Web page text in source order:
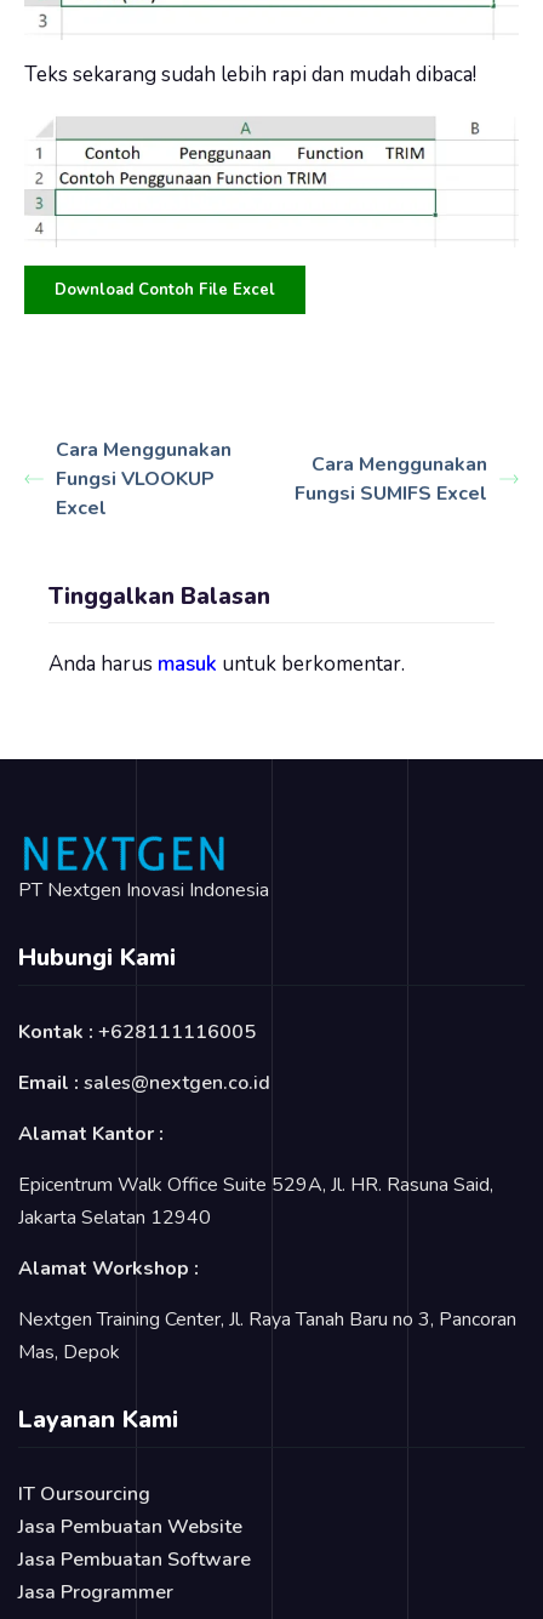
Teks sekarang sudah lebih rapi dan mudah dibaca!
Download Contoh File Excel
Cara Menggunakan
Fungsi VLOOKUP
Excel
Cara Menggunakan
Fungsi SUMIFS Excel
Tinggalkan Balasan
Anda harus masuk untuk berkomentar.
PT Nextgen Inovasi Indonesia
Hubungi Kami
Kontak : +628111116005
Email : sales@nextgen.co.id
Alamat Kantor :
Epicentrum Walk Office Suite 529A, Jl. HR. Rasuna Said,
Jakarta Selatan 12940
Alamat Workshop :
Nextgen Training Center, Jl. Raya Tanah Baru no 3, Pancoran
Mas, Depok
Layanan Kami
IT Oursourcing
Jasa Pembuatan Website
Jasa Pembuatan Software
Jasa Programmer